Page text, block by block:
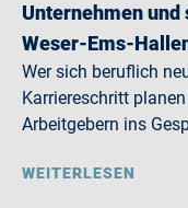
Unternehmen
Weser-Ems-
Wer sich beruflich
Karriereschritt
Arbeitgebern ins
WEITERLESEN